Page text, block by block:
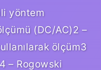
yöntem
(DC/AC)2 –
ölçüm3
– Rogowski